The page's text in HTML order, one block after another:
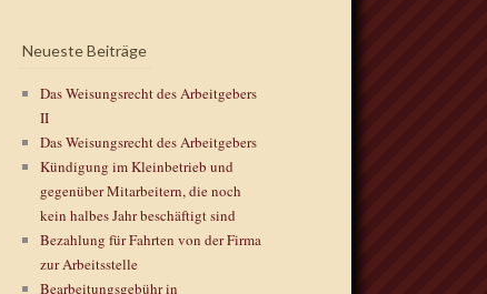
Neueste Beiträge
Das Weisungsrecht des Arbeitgebers
II
Das Weisungsrecht des Arbeitgebers
Kündigung im Kleinbetrieb und
gegenüber Mitarbeitern, die noch
kein halbes Jahr beschäftigt sind
Bezahlung für Fahrten von der Firma
zur Arbeitsstelle
Bearbeitungsgebühr in